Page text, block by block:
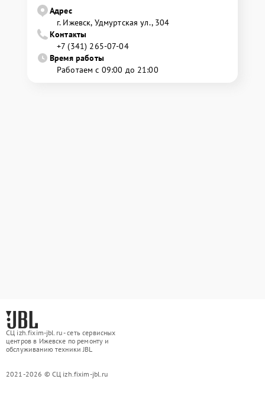
Адрес
г. Ижевск, Удмуртская ул., 304
Контакты
+7 (341) 265-07-04
Время работы
Работаем с 09:00 до 21:00
СЦ izh.fixim-jbl.ru - сеть сервисных
центров в Ижевске по ремонту и
обслуживанию техники JBL
2021-2026 © СЦ izh.fixim-jbl.ru